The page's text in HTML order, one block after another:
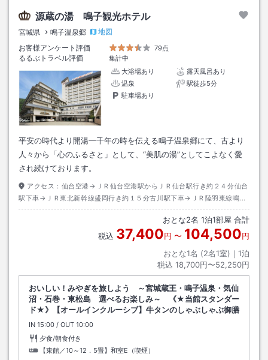
源蔵の湯 鳴子観光ホテル
宮城県 鳴子温泉郷
地図
お客様アンケート評価
79点
るるぶトラベル評価
集計中
大浴場あり
露天風呂あり
温泉
駅徒歩5分
駐車場あり
平安の時代より開湯一千年の時を伝える鳴子温泉郷にて、古より
人々から「心のふるさと」として、“美肌の湯”としてこよなく愛
され続けております。
アクセス： 仙台空港→ＪＲ仙台空港駅からＪＲ仙台駅行き約２４分仙台
駅下車→ＪＲ東北新幹線盛岡行き約１５分古川駅下車→ＪＲ陸羽東線鳴子
温泉行き約４５分鳴子温泉駅下車→徒歩約３分
おとな2名 1泊1部屋 合計
税込 37,400円 〜 104,500円
おとな1名 (2名1室)｜ 1泊
税込 18,700円〜52,250円
おいしい！みやぎを旅しよう ～宮城蔵王・鳴子温泉・気仙
沼・石巻・東松島 選べるお楽しみ～ 《★当館スタンダー
ド★》【オールインクルーシブ】牛タンのしゃぶしゃぶ御膳
IN チェックイン
15:00 / OUT チェックアウト
10:00
夕食/朝食付き
【東館／10～12．5畳】和室E（喫煙）